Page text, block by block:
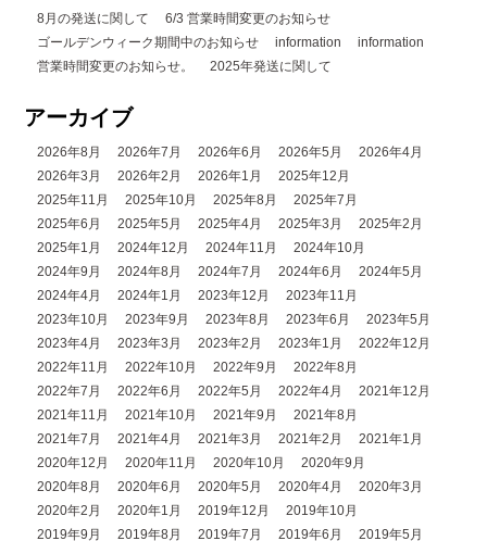
8月の発送に関して
6/3 営業時間変更のお知らせ
ゴールデンウィーク期間中のお知らせ
information
information
営業時間変更のお知らせ。
2025年発送に関して
アーカイブ
2026年8月 2026年7月 2026年6月 2026年5月
2026年4月
2026年3月
2026年2月 2026年1月
2025年12月
2025年11月
2025年10月 2025年8月
2025年7月
2025年6月
2025年5月 2025年4月 2025年3月
2025年2月
2025年1月
2024年12月 2024年11月
2024年10月
2024年9月
2024年8月 2024年7月 2024年6月
2024年5月
2024年4月
2024年1月 2023年12月
2023年11月
2023年10月
2023年9月 2023年8月 2023年6月
2023年5月
2023年4月
2023年3月 2023年2月 2023年1月
2022年12月
2022年11月
2022年10月 2022年9月
2022年8月
2022年7月
2022年6月 2022年5月 2022年4月
2021年12月
2021年11月
2021年10月 2021年9月
2021年8月
2021年7月
2021年4月 2021年3月 2021年2月
2021年1月
2020年12月
2020年11月 2020年10月
2020年9月
2020年8月
2020年6月 2020年5月 2020年4月
2020年3月
2020年2月
2020年1月 2019年12月
2019年10月
2019年9月
2019年8月 2019年7月 2019年6月
2019年5月